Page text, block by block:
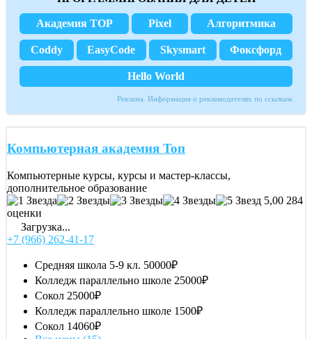
Академия TOP Pixel Алгоритмика
Coddy EasyCode Skysmart Фоксфорд
Hello World
Реклама. Информация о рекламодателях по ссылкам.
Компьютерная академия Toп
Компьютерные курсы, курсы и мастер-классы,
дополнительное образование
5,00 284
оценки
Загрузка...
+7 (966) 262-41-17
Средняя школа 5-9 кл. 50000₽
Колледж параллельно школе 25000₽
Сокол 25000₽
Колледж параллельно школе 1500₽
Сокол 14060₽